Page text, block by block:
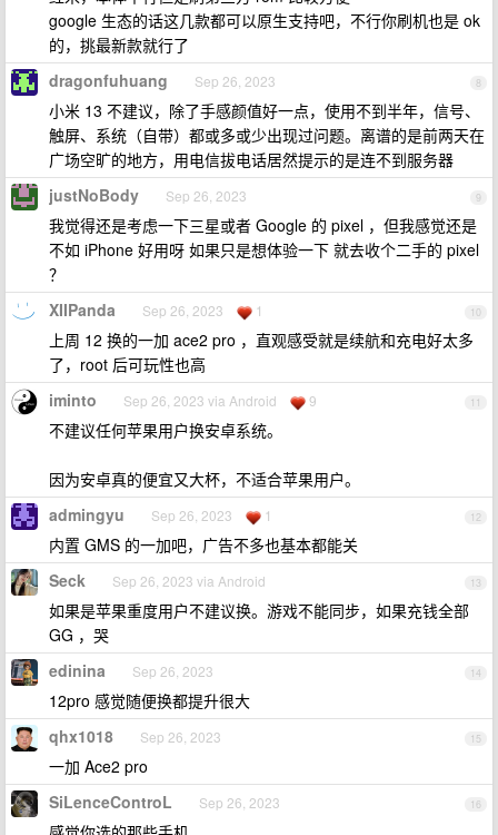
google 生态的话这几款都可以原生支持吧，不行你刷机也是 ok
的，挑最新款就行了
8
dragonfuhuang Sep 26, 2023
小米 13 不建议，除了手感颜值好一点，使用不到半年，信号、
触屏、系统（自带）都或多或少出现过问题。离谱的是前两天在
广场空旷的地方，用电信拔电话居然提示的是连不到服务器
9
justNoBody Sep 26, 2023
我觉得还是考虑一下三星或者 Google 的 pixel ，但我感觉还是
不如 iPhone 好用呀 如果只是想体验一下 就去收个二手的 pixel
？
10
XIIPanda Sep 26, 2023 1
上周 12 换的一加 ace2 pro ，直观感受就是续航和充电好太多
了，root 后可玩性也高
11
iminto Sep 26, 2023 via Android 9
不建议任何苹果用户换安卓系统。
因为安卓真的便宜又大杯，不适合苹果用户。
12
admingyu Sep 26, 2023 1
内置 GMS 的一加吧，广告不多也基本都能关
13
Seck Sep 26, 2023 via Android
如果是苹果重度用户不建议换。游戏不能同步，如果充钱全部
GG ，哭
14
edinina Sep 26, 2023
12pro 感觉随便换都提升很大
15
qhx1018 Sep 26, 2023
一加 Ace2 pro
16
SiLenceControL Sep 26, 2023